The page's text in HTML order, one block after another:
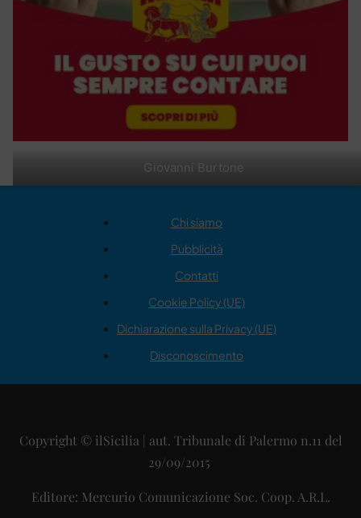
Giovanni Burtone
Chi siamo
Pubblicità
Contatti
Cookie Policy (UE)
Dichiarazione sulla Privacy (UE)
Disconoscimento
Copyright © ilSicilia | aut. Tribunale di Palermo n.11 del
29/09/2015
Editore: Mercurio Comunicazione Soc. Coop. A.R.L.